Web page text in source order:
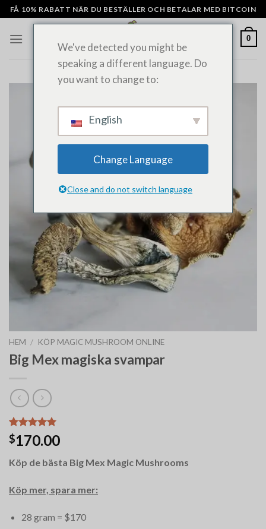
Hoppa
till
innehåll
FÅ 10% RABATT NÄR DU BESTÄLLER OCH BETALAR MED BITCOIN
0
HEM / KÖP MAGIC MUSHROOM ONLINE
Big Mex magiska svampar
Betygsatt
5.00av 5
12
kundrecensioner
$170.00
Köp de bästa Big Mex Magic Mushrooms
Köp mer, spara mer:
28 gram = $170
We've detected you might be
speaking a different language. Do
you want to change to:
English
Change Language
Close and do not switch language